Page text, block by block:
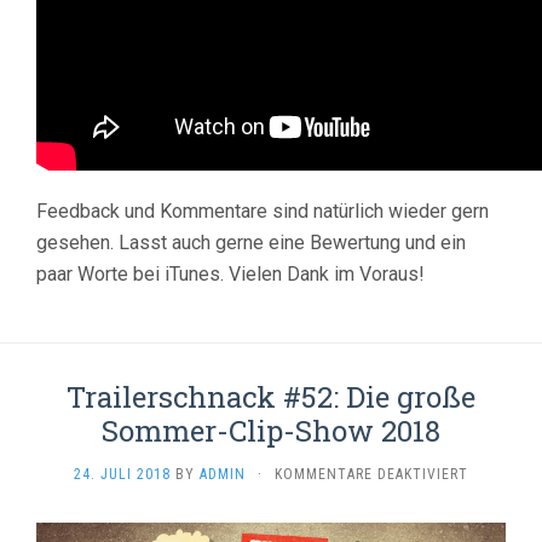
Feedback und Kommentare sind natürlich wieder gern
gesehen. Lasst auch gerne eine Bewertung und ein
paar Worte bei iTunes. Vielen Dank im Voraus!
Trailerschnack #52: Die große
Sommer-Clip-Show 2018
24. JULI 2018 BY ADMIN · KOMMENTARE DEAKTIVIERT
#52: